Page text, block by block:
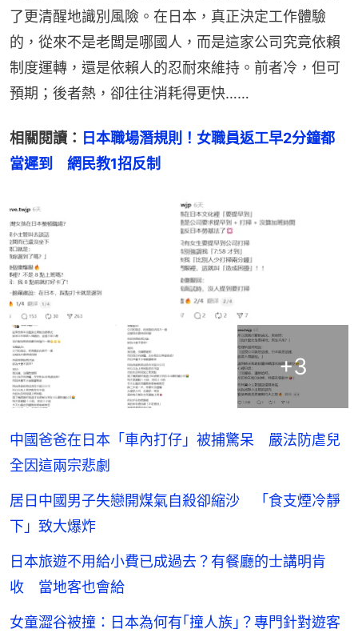
了更清醒地識別風險。在日本，真正決定工作體驗
的，從來不是老闆是哪國人，而是這家公司究竟依賴
制度運轉，還是依賴人的忍耐來維持。前者冷，但可
預期；後者熱，卻往往消耗得更快……
相關閱讀： 日本職場潛規則！女職員返工早2分鐘都
當遲到　網民教1招反制
+3
中國爸爸在日本「車內打仔」被捕驚呆 嚴法防虐兒
全因這兩宗悲劇
居日中國男子失戀開煤氣自殺卻縮沙 「食支煙冷靜
下」致大爆炸
日本旅遊不用給小費已成過去？有餐廳的士講明肯
收 當地客也會給
女童澀谷被撞：日本為何有｢撞人族｣？專門針對遊客